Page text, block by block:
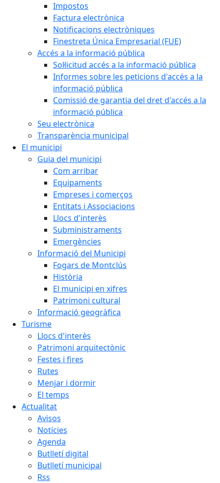
Impostos
Factura electrònica
Notificacions electròniques
Finestreta Única Empresarial (FUE)
Accés a la informació pública
Sol·licitud accés a la informació pública
Informes sobre les peticions d'accés a la
informació pública
Comissió de garantia del dret d'accés a la
informació pública
Seu electrònica
Transparència municipal
El municipi
Guia del municipi
Com arribar
Equipaments
Empreses i comerços
Entitats i Associacions
Llocs d'interès
Subministraments
Emergències
Informació del Municipi
Fogars de Montclús
Història
El municipi en xifres
Patrimoni cultural
Informació geogràfica
Turisme
Llocs d'interès
Patrimoni arquitectònic
Festes i fires
Rutes
Menjar i dormir
El temps
Actualitat
Avisos
Notícies
Agenda
Butlletí digital
Butlletí municipal
Rss